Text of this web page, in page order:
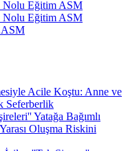
Nolu Eğitim ASM
Nolu Eğitim ASM
Acile Koştu: Anne ve
Seferberlik
Yatağa Bağımlı
Oluşma Riskini